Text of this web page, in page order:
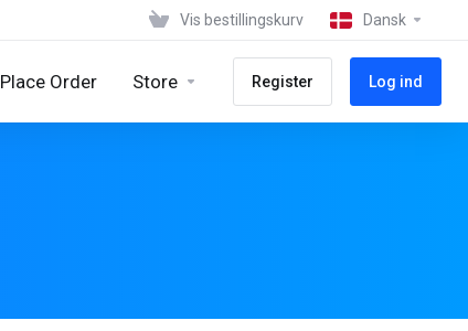
Vis bestillingskurv Dansk
Place Order Store Register Log ind